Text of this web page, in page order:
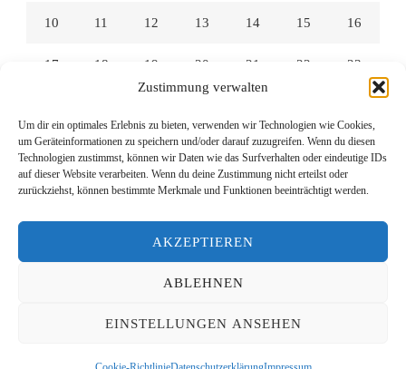
Zustimmung verwalten
Um dir ein optimales Erlebnis zu bieten, verwenden wir Technologien wie Cookies,
um Geräteinformationen zu speichern und/oder darauf zuzugreifen. Wenn du diesen
Technologien zustimmst, können wir Daten wie das Surfverhalten oder eindeutige IDs
auf dieser Website verarbeiten. Wenn du deine Zustimmung nicht erteilst oder
zurückziehst, können bestimmte Merkmale und Funktionen beeinträchtigt werden.
AKZEPTIEREN
ABLEHNEN
EINSTELLUNGEN ANSEHEN
10 11 12 13 14 15 16
17 18 19 20 21 22 23
31
Yummy Recipe | Entwickelt vonBlossom Themes